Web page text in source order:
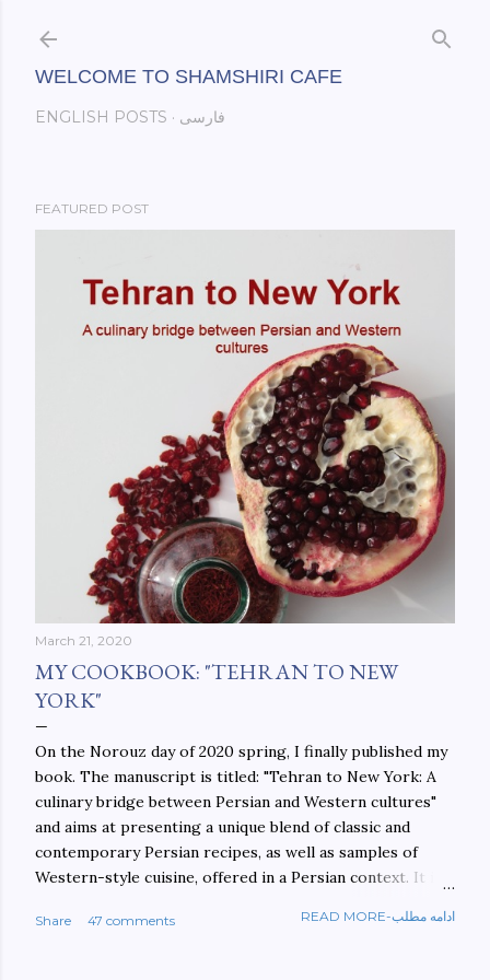
WELCOME TO SHAMSHIRI CAFE
ENGLISH POSTS فارسی
FEATURED POST
March 21, 2020
MY COOKBOOK: "TEHRAN TO NEW
YORK"
On the Norouz day of 2020 spring, I finally published my
book. The manuscript is titled: "Tehran to New York: A
culinary bridge between Persian and Western cultures"
and aims at presenting a unique blend of classic and
contemporary Persian recipes, as well as samples of
Western-style cuisine, offered in a Persian context. It is
walls. This book aims at constructing a bridge between
Share 47 comments READ MORE-ادامه مطلب